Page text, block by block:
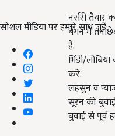
सोशल मीडिया पर हमारे साथ जुड़ें:
नर्सरी तैयार
बैगन में
है.
भिंडी/
करें.
लहसुन व
सूरन की
बुवाई से पूर्व